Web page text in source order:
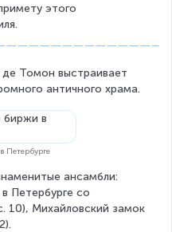
этого
Томон выстраивает
античного храма.
Петербурге
ансамбли:
Петербурге со
10), Михайловский замок